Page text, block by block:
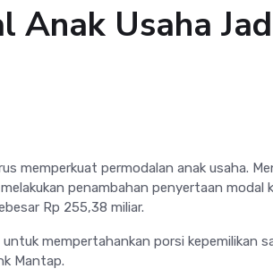
Anak Usaha
memperkuat permodalan anak usaha.
penambahan penyertaan modal
Rp 255,38 miliar.
mempertahankan porsi kepemilikan
Mantap.